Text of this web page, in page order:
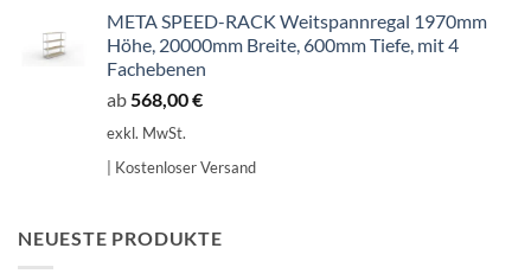
META SPEED-RACK Weitspannregal 1970mm
Höhe, 20000mm Breite, 600mm Tiefe, mit 4
Fachebenen
ab568,00€
exkl. MwSt.
| Kostenloser Versand
NEUESTE PRODUKTE